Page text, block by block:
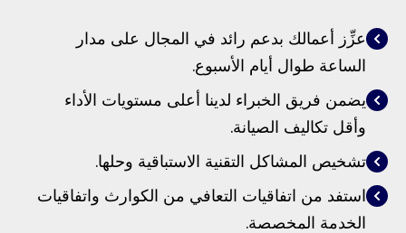
عزِّز أعمالك بدعم رائد في المجال على مدار
الساعة طوال أيام الأسبوع.
يضمن فريق الخبراء لدينا أعلى مستويات الأداء
وأقل تكاليف الصيانة.
تشخيص المشاكل التقنية الاستباقية وحلها.
استفد من اتفاقيات التعافي من الكوارث واتفاقيات
الخدمة المخصصة.